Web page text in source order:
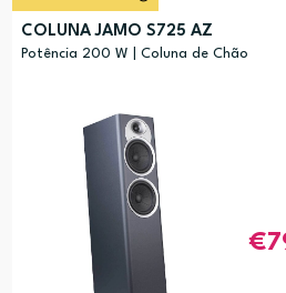
COLUNA JAMO S725 AZ
Potência 200 W | Coluna de Chão